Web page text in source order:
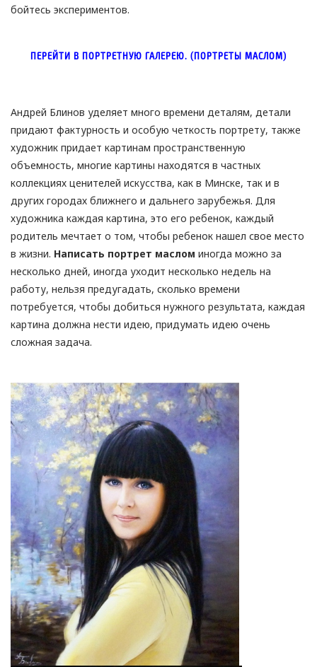
бойтесь экспериментов.
ПЕРЕЙТИ В ПОРТРЕТНУЮ ГАЛЕРЕЮ. (ПОРТРЕТЫ МАСЛОМ)
Андрей Блинов уделяет много времени деталям, детали
придают фактурность и особую четкость портрету, также
художник придает картинам пространственную
объемность, многие картины находятся в частных
коллекциях ценителей искусства, как в Минске, так и в
других городах ближнего и дальнего зарубежья. Для
художника каждая картина, это его ребенок, каждый
родитель мечтает о том, чтобы ребенок нашел свое место
в жизни. Написать портрет маслом иногда можно за
несколько дней, иногда уходит несколько недель на
работу, нельзя предугадать, сколько времени
потребуется, чтобы добиться нужного результата, каждая
картина должна нести идею, придумать идею очень
сложная задача.